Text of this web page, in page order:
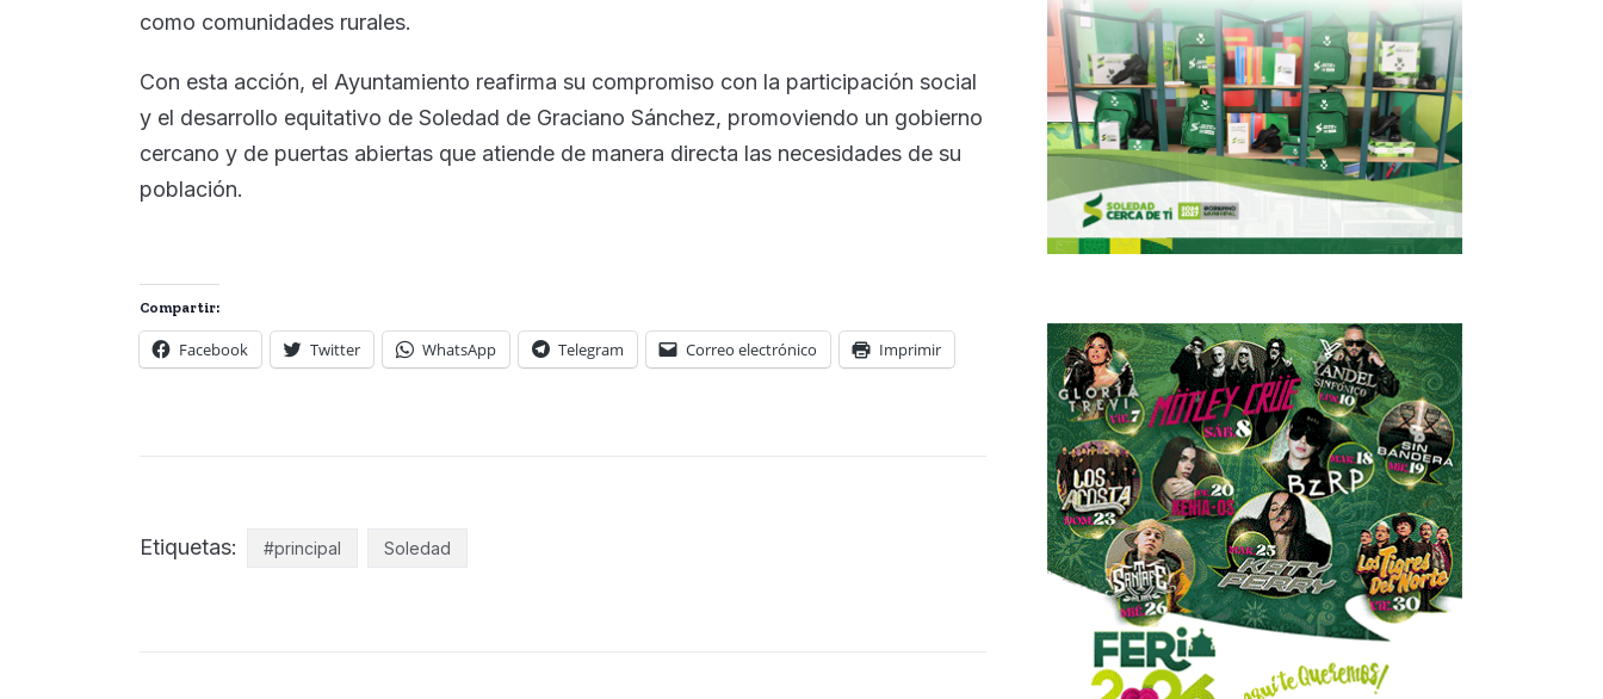
como comunidades rurales.
Con esta acción, el Ayuntamiento reafirma su compromiso con la participación social
y el desarrollo equitativo de Soledad de Graciano Sánchez, promoviendo un gobierno
cercano y de puertas abiertas que atiende de manera directa las necesidades de su
población.
Compartir:
Facebook Twitter WhatsApp Telegram Correo electrónico Imprimir
Etiquetas: #principal Soledad